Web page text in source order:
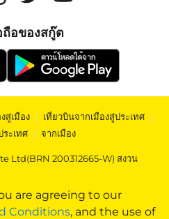
are agreeing to our
Conditions, and the use of
อของสกู๊ต
สู่เมือง | เที่ยวบินจากเมืองสู่ประเทศ |
ระเทศ | จากเมือง
Ltd(BRN 200312665-W) สงวน